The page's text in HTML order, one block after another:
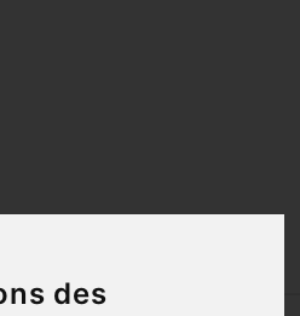
des